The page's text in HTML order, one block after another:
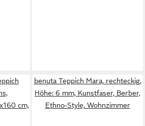
cm,
benuta Teppich Mara, rechteckig,
Höhe: 6 mm, Kunstfaser, Berber,
Ethno-Style, Wohnzimmer